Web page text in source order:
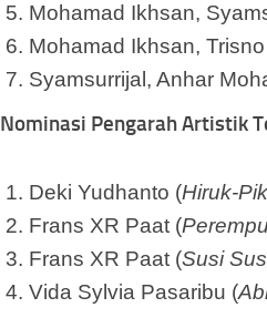
Mohamad Ikhsan,
Mohamad Ikhsan,
Syamsurrijal, Anhar
Nominasi Pengarah Artistik
Deki Yudhanto (Hiruk-
Frans XR Paat (
Frans XR Paat (Susi
Vida Sylvia Pasaribu (